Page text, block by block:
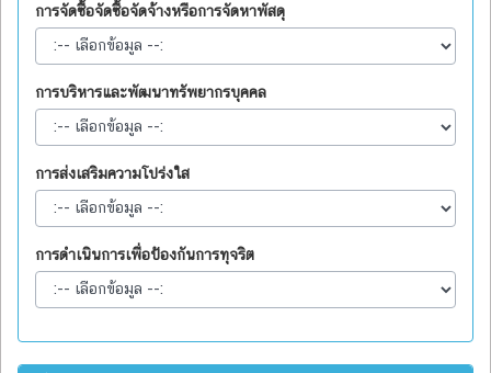
การจัดซื้อจัดซื้อจัดจ้างหรือการจัดหาพัสดุ
การบริหารและพัฒนาทรัพยากรบุคคล
การส่งเสริมความโปร่งใส
การดำเนินการเพื่อป้องกันการทุจริต